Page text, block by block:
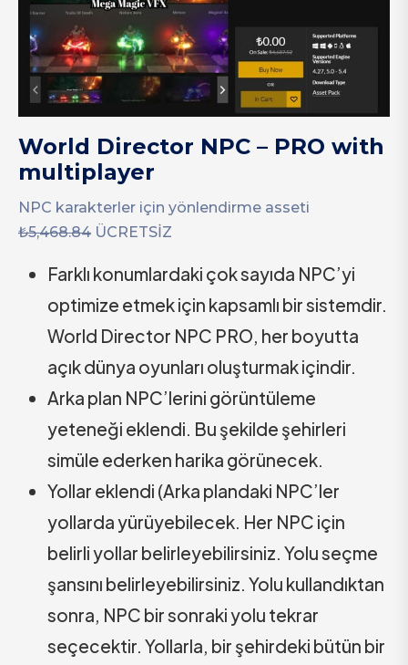
World Director NPC – PRO with
multiplayer
NPC karakterler için yönlendirme asseti
₺5,468.84 ÜCRETSİZ
Farklı konumlardaki çok sayıda NPC’yi
optimize etmek için kapsamlı bir sistemdir.
World Director NPC PRO, her boyutta
açık dünya oyunları oluşturmak içindir.
Arka plan NPC’lerini görüntüleme
yeteneği eklendi. Bu şekilde şehirleri
simüle ederken harika görünecek.
Yollar eklendi (Arka plandaki NPC’ler
yollarda yürüyebilecek. Her NPC için
belirli yollar belirleyebilirsiniz. Yolu seçme
şansını belirleyebilirsiniz. Yolu kullandıktan
sonra, NPC bir sonraki yolu tekrar
seçecektir. Yollarla, bir şehirdeki bütün bir